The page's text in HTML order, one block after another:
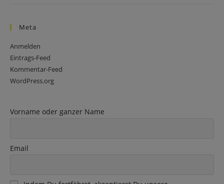
Meta
Anmelden
Eintrags-Feed
Kommentar-Feed
WordPress.org
Vorname oder ganzer Name
Email